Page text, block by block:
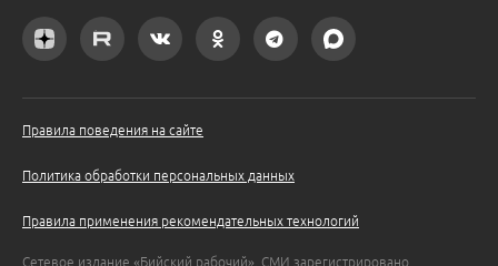
Правила поведения на сайте
Политика обработки персональных данных
Правила применения рекомендательных технологий
Сетевое издание «Бийский рабочий». СМИ зарегистрировано